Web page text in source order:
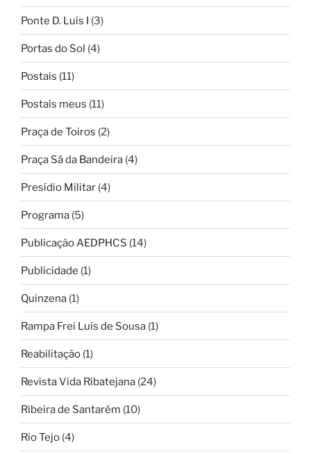
Ponte D. Luís I (3)
Portas do Sol (4)
Postais (11)
Postais meus (11)
Praça de Toiros (2)
Praça Sá da Bandeira (4)
Presídio Militar (4)
Programa (5)
Publicação AEDPHCS (14)
Publicidade (1)
Quinzena (1)
Rampa Frei Luís de Sousa (1)
Reabilitação (1)
Revista Vida Ribatejana (24)
Ribeira de Santarém (10)
Rio Tejo (4)